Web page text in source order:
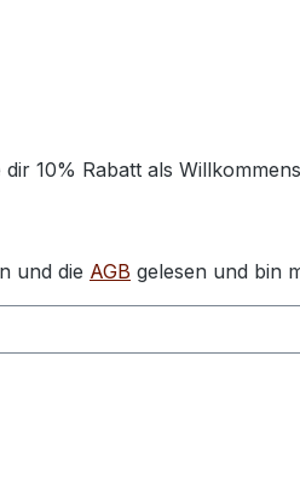
10% Rabatt als
und die AGB gelesen und bin